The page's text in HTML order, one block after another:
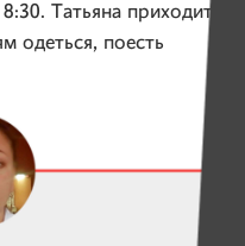
Татьяна приходит
одеться, поесть